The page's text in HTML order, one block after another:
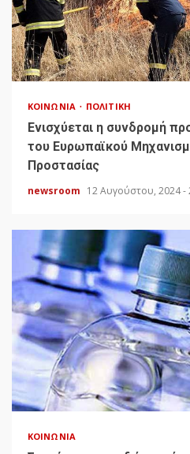
ΚΟΙΝΩΝΊΑ ΠΟΛΙΤΙΚΉ
Ενισχύεται η συνδρομή
του Ευρωπαϊκού
Προστασίας
newsroom 12 Αυγούστου, 2024 -
ΚΟΙΝΩΝΊΑ